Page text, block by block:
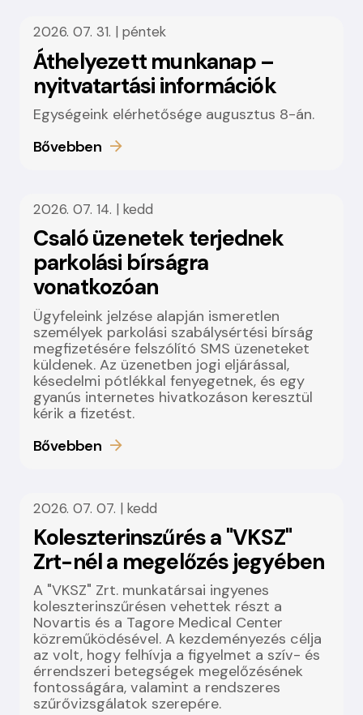
2026. 07. 31. | péntek
Áthelyezett munkanap –
nyitvatartási információk
Egységeink elérhetősége augusztus 8-án.
Bővebben
2026. 07. 14. | kedd
Csaló üzenetek terjednek
parkolási bírságra
vonatkozóan
Ügyfeleink jelzése alapján ismeretlen
személyek parkolási szabálysértési bírság
megfizetésére felszólító SMS üzeneteket
küldenek. Az üzenetben jogi eljárással,
késedelmi pótlékkal fenyegetnek, és egy
gyanús internetes hivatkozáson keresztül
kérik a fizetést.
Bővebben
2026. 07. 07. | kedd
Koleszterinszűrés a "VKSZ"
Zrt-nél a megelőzés jegyében
A "VKSZ" Zrt. munkatársai ingyenes
koleszterinszűrésen vehettek részt a
Novartis és a Tagore Medical Center
közreműködésével. A kezdeményezés célja
az volt, hogy felhívja a figyelmet a szív- és
érrendszeri betegségek megelőzésének
fontosságára, valamint a rendszeres
szűrővizsgálatok szerepére.